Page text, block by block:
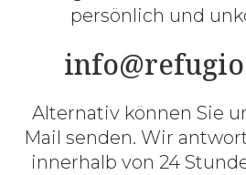
persönlich und
Alternativ können Sie
Mail senden. Wir
innerhalb von 24